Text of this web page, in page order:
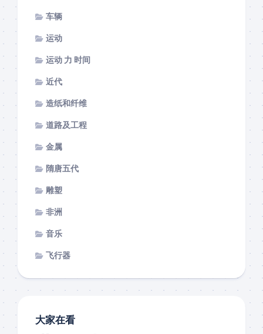
车辆
运动
运动 力 时间
近代
造纸和纤维
道路及工程
金属
隋唐五代
雕塑
非洲
音乐
飞行器
大家在看